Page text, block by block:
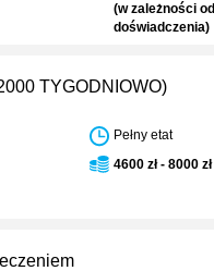
(w zależności od
doświadczenia)
TYGODNIOWO)
Pełny etat
4600 zł - 8000 zł